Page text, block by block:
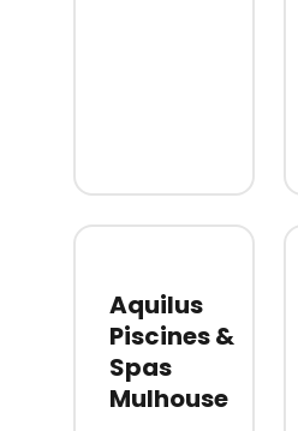
équipe, nos
compétences,
et avant
tout le
rapport
humain que
Aquilus
Piscines &
Spas
Mulhouse